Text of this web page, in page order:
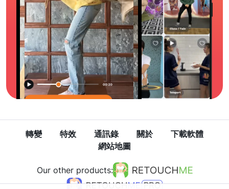
轉變 特效 通訊錄 關於
下載軟體
網站地圖
Our other products: